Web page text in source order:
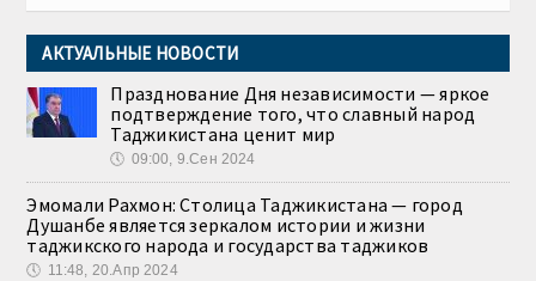
АКТУАЛЬНЫЕ НОВОСТИ
Празднование Дня независимости — яркое
подтверждение того, что славный народ
Таджикистана ценит мир
🕔 09:00, 9.Сен 2024
Эмомали Рахмон: Столица Таджикистана — город
Душанбе является зеркалом истории и жизни
таджикского народа и государства таджиков
🕔 11:48, 20.Апр 2024